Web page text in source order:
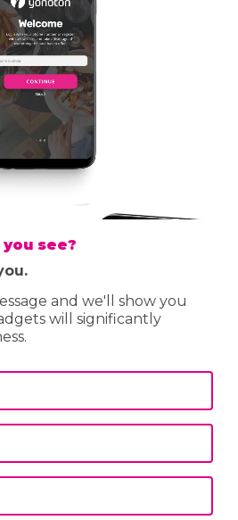
see?
and we'll show you
will significantly